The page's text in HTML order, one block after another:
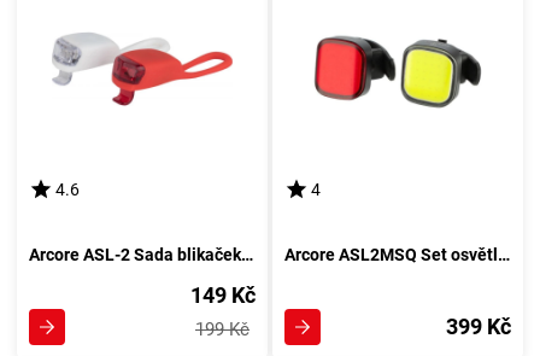
4.6
Arcore ASL-2 Sada blikaček na kolo, červená
149 Kč
199 Kč
4
Arcore ASL2MSQ Set osvětlení, černá
399 Kč